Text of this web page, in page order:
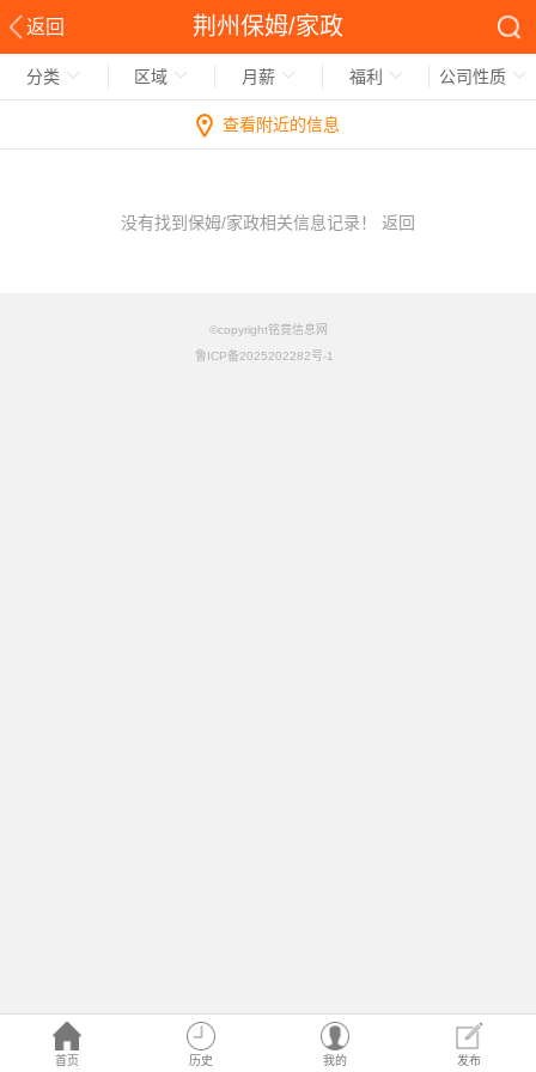
返回 荆州保姆/家政
首页 历史 我的 发布
分类 区域 月薪 福利 公司性质
查看附近的信息
没有找到保姆/家政相关信息记录！ 返回
©copyright铭竟信息网
鲁ICP备2025202282号-1